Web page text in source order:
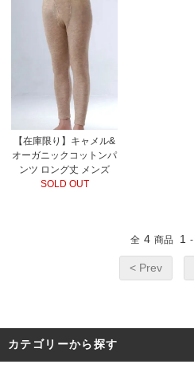
【在庫限り】キャメル&
オーガニックコットンパ
ンツ ロング丈 メンズ
SOLD OUT
全 4 商品 1 -
< Prev
カテゴリーから探す